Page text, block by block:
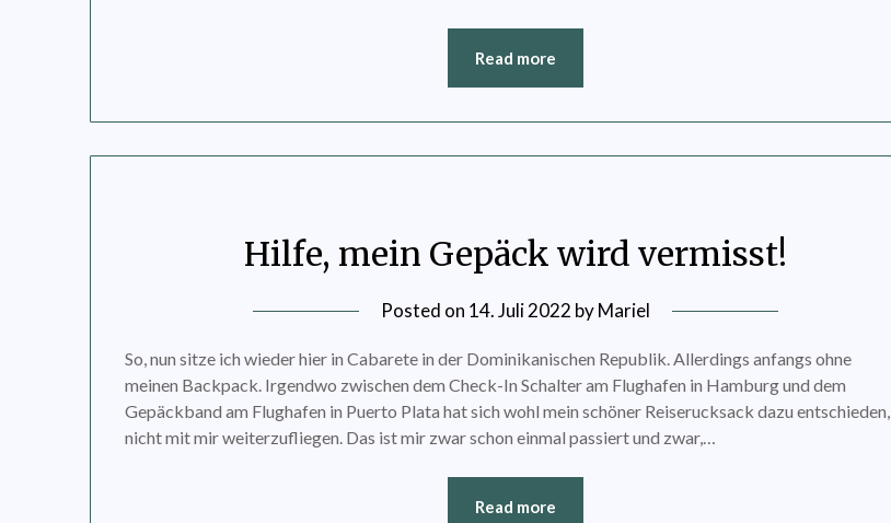
Read more
Hilfe, mein Gepäck wird vermisst!
Posted on 14. Juli 2022 byMariel
So, nun sitze ich wieder hier in Cabarete in der Dominikanischen Republik. Allerdings anfangs ohne
meinen Backpack. Irgendwo zwischen dem Check-In Schalter am Flughafen in Hamburg und dem
Gepäckband am Flughafen in Puerto Plata hat sich wohl mein schöner Reiserucksack dazu entschieden,
nicht mit mir weiterzufliegen. Das ist mir zwar schon einmal passiert und zwar,…
Read more